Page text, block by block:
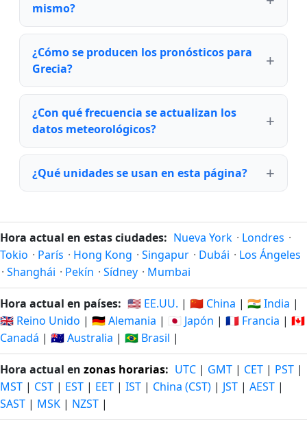
mismo?
¿Cómo se producen los pronósticos para
Grecia?
¿Con qué frecuencia se actualizan los
datos meteorológicos?
¿Qué unidades se usan en esta página?
Hora actual en estas ciudades: Nueva York · Londres ·
Tokio · París · Hong Kong · Singapur · Dubái · Los Ángeles
· Shanghái · Pekín · Sídney · Mumbai
Hora actual en países: 🇺🇸 EE.UU. | 🇨🇳 China | 🇮🇳 India |
🇬🇧 Reino Unido | 🇩🇪 Alemania | 🇯🇵 Japón | 🇫🇷 Francia | 🇨🇦
Canadá | 🇦🇺 Australia | 🇧🇷 Brasil |
Hora actual en zonas horarias: UTC | GMT | CET | PST |
MST | CST | EST | EET | IST | China (CST) | JST | AEST |
SAST | MSK | NZST |